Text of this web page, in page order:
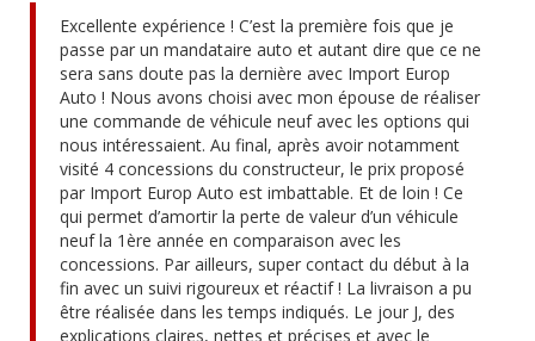
Excellente expérience ! C’est la première fois que je
passe par un mandataire auto et autant dire que ce ne
sera sans doute pas la dernière avec Import Europ
Auto ! Nous avons choisi avec mon épouse de réaliser
une commande de véhicule neuf avec les options qui
nous intéressaient. Au final, après avoir notamment
visité 4 concessions du constructeur, le prix proposé
par Import Europ Auto est imbattable. Et de loin ! Ce
qui permet d’amortir la perte de valeur d’un véhicule
neuf la 1ère année en comparaison avec les
concessions. Par ailleurs, super contact du début à la
fin avec un suivi rigoureux et réactif ! La livraison a pu
être réalisée dans les temps indiqués. Le jour J, des
explications claires, nettes et précises et avec le